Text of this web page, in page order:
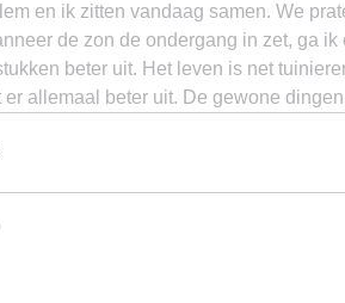
en ik zitten vandaag samen. We
de zon de ondergang in zet, ga
beter uit. Het leven is net
er allemaal beter uit. De gewone